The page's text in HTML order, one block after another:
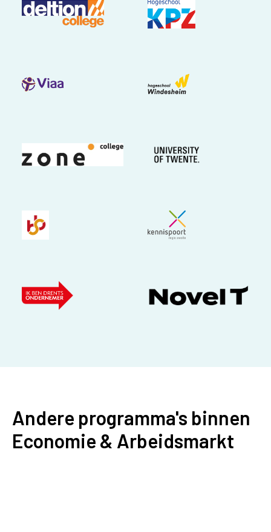
Andere programma's binnen
Economie & Arbeidsmarkt